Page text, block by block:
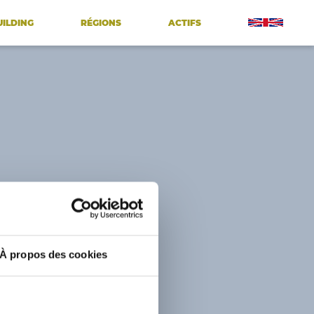
À propos des cookies
RÉGIONS ACTIFS